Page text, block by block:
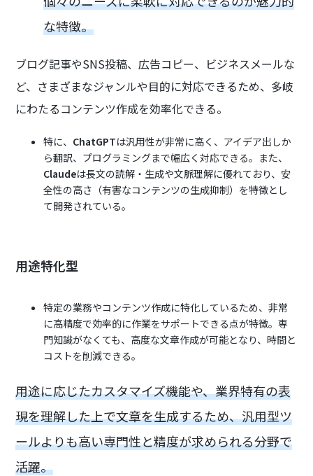
な特徴。
ブログ記事やSNS投稿、広告コピー、ビジネスメールな
ど、さまざまなジャンルや目的に対応できるため、多岐
にわたるコンテンツ作成を効率化できる。
特に、 ChatGPTは汎用性が非常に高く、アイデア出しか
ら翻訳、プログラミングまで幅広く対応できる。また、
Claudeは長文の読解・生成や文脈理解に優れており、安
全性の高さ（有害なコンテンツの生成抑制）を特徴とし
て開発されている。
用途特化型
特定の業務やコンテンツ作成に特化しているため、非常
に高精度で効率的に作業をサポートできる点が特徴。専
門知識がなくても、高度な文章作成が可能となり、時間と
コストを削減できる。
用途に応じたカスタマイズ機能や、業界特有の表
現を理解した上で文章を生成するため、汎用型ツ
ールよりも高い専門性と精度が求められる分野で
活躍。